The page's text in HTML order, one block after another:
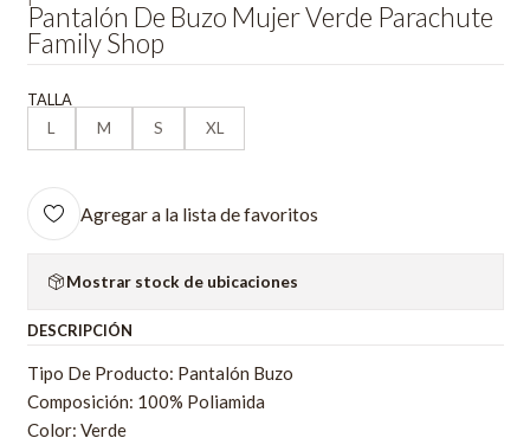
Pantalón De Buzo Mujer Verde Parachute
Family Shop
TALLA
L
M S XL
Agregar a la lista de favoritos
Mostrar stock de ubicaciones
DESCRIPCIÓN
Tipo De Producto: Pantalón Buzo
Composición: 100% Poliamida
Color: Verde